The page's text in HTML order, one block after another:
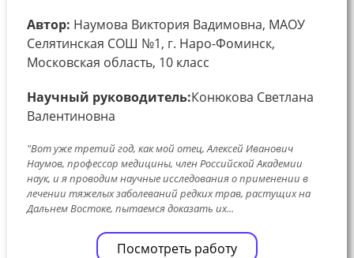
Автор: Наумова Виктория Вадимовна, МАОУ
Селятинская СОШ №1, г. Наро-Фоминск,
Московская область, 10 класс
Научный руководитель:Конюкова Светлана
Валентиновна
"Вот уже третий год, как мой отец, Алексей Иванович
Наумов, профессор медицины, член Российской Академии
наук, и я проводим научные исследования о применении в
лечении тяжелых заболеваний редких трав, растущих на
Дальнем Востоке, пытаемся доказать их...
Посмотреть работу